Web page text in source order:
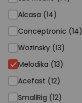
Alcasa (14)
Conceptronic (14)
Wozinsky (13)
Melodika (13)
Acefast (12)
SmallRig (12)